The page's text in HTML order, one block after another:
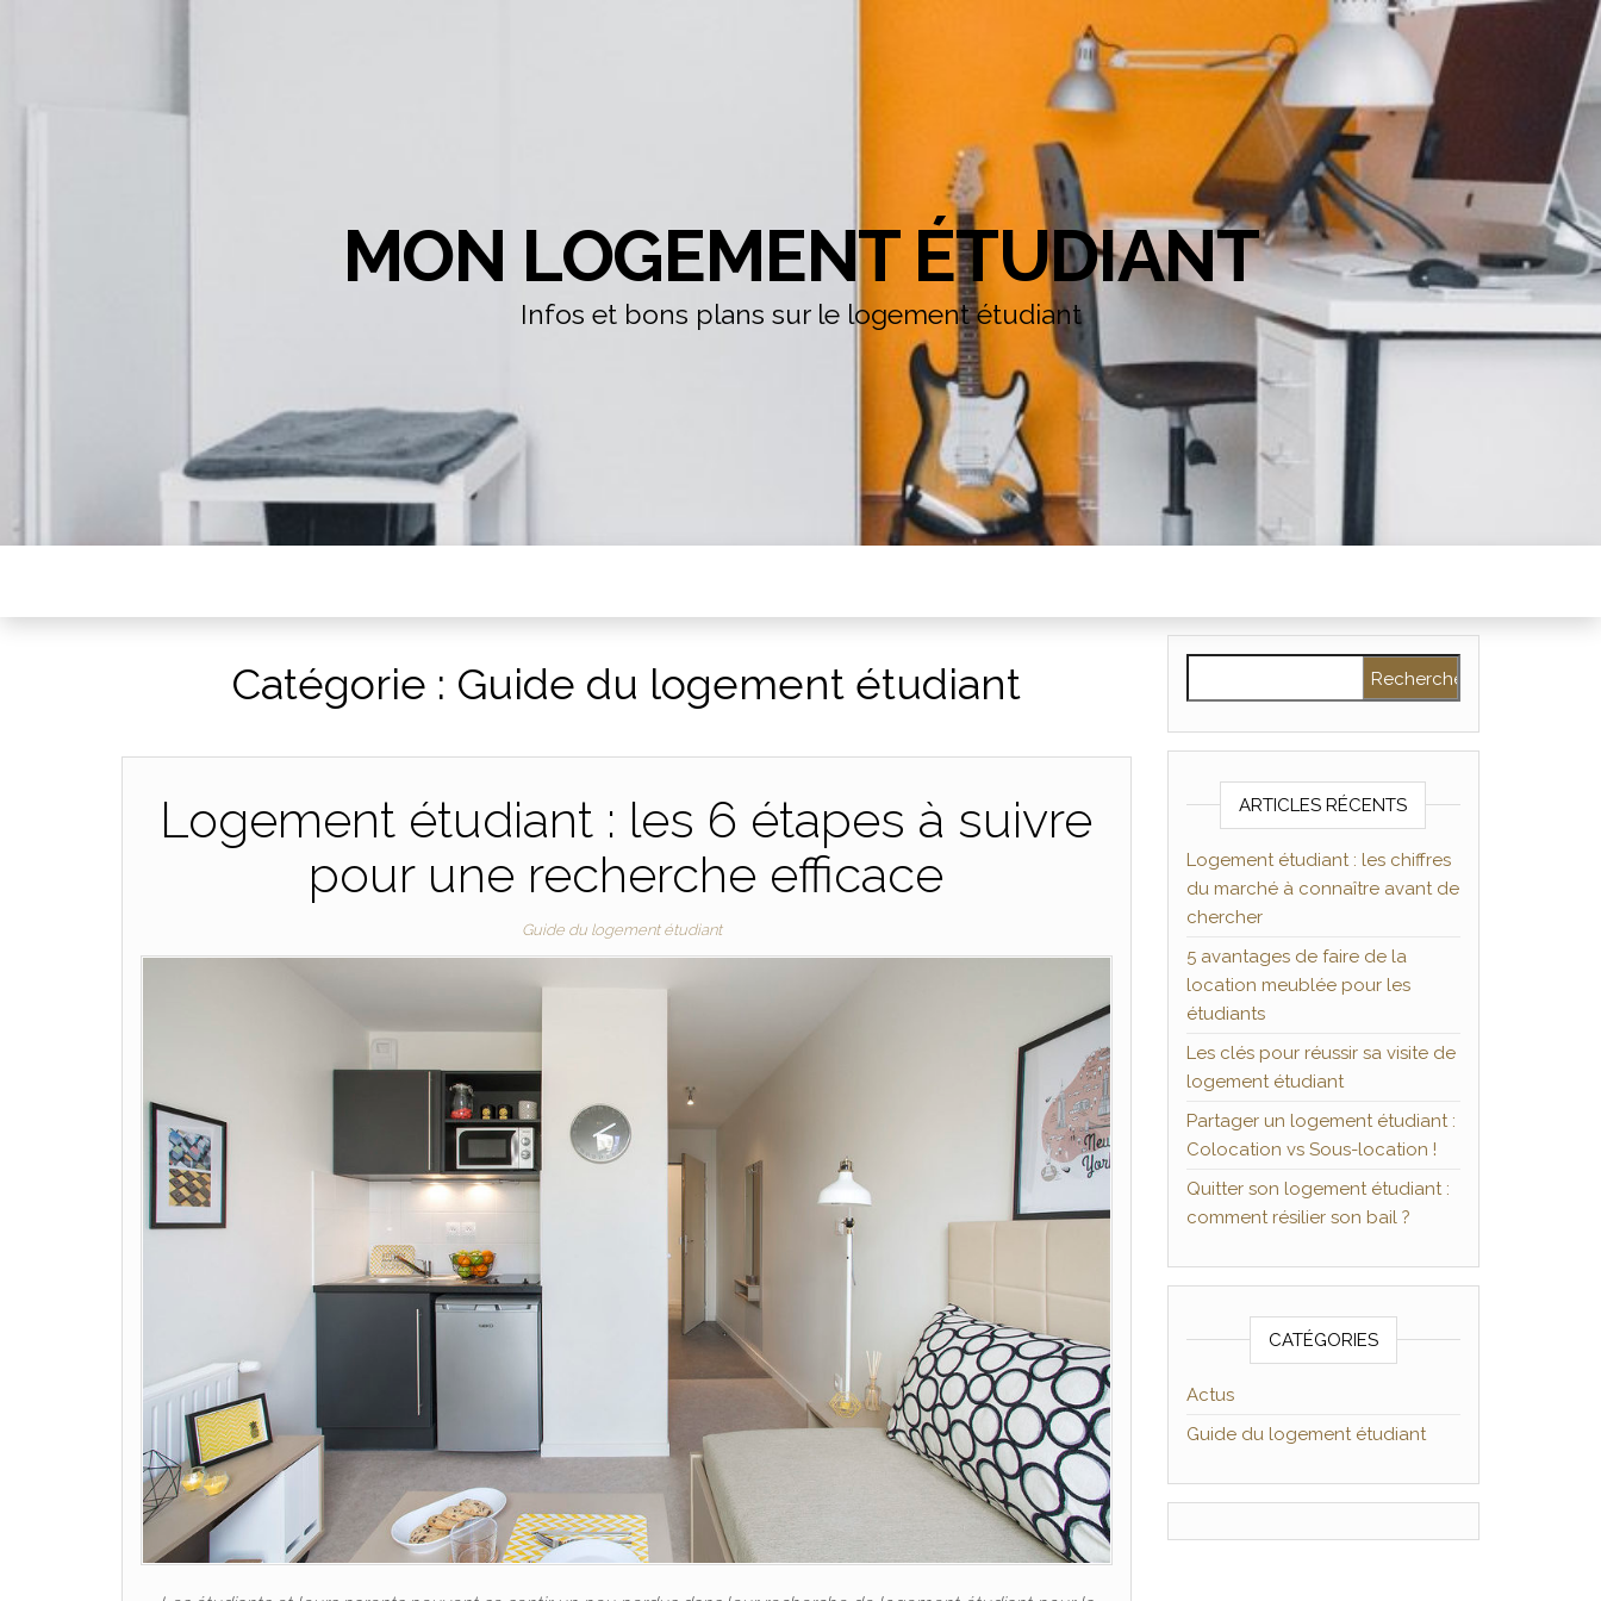
MON LOGEMENT ÉTUDIANT
Infos et bons plans sur le logement étudiant
Catégorie : Guide du logement étudiant
Logement étudiant : les 6 étapes à suivre
pour une recherche efficace
Guide du logement étudiant
ARTICLES RÉCENTS
Logement étudiant : les chiffres
du marché à connaître avant de
chercher
5 avantages de faire de la
location meublée pour les
étudiants
Les clés pour réussir sa visite de
logement étudiant
Partager un logement étudiant :
Colocation vs Sous-location !
Quitter son logement étudiant :
comment résilier son bail ?
CATÉGORIES
Actus
Guide du logement étudiant